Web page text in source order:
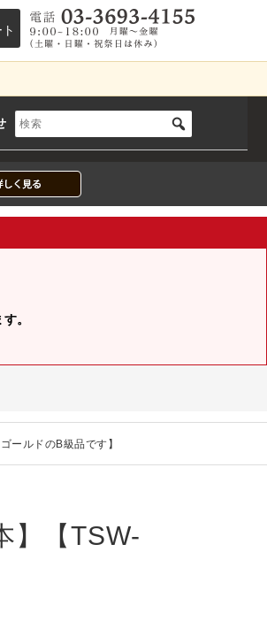
ん。
。
ールドのB級品です】
】【TSW-